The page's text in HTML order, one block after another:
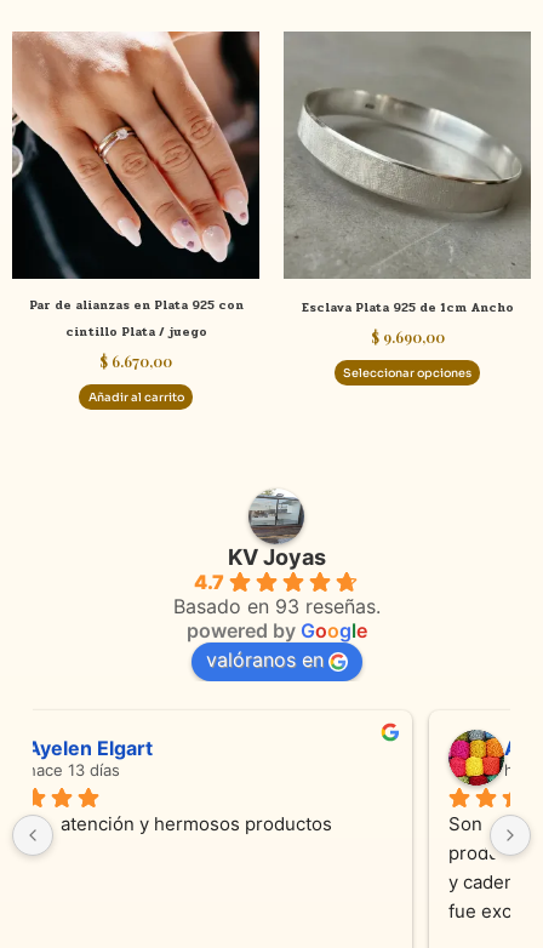
Par de alianzas en Plata 925 con
cintillo Plata / juego
$ 6.670,00
Añadir al carrito
Esclava Plata 925 de 1cm Ancho
$9.690,00
Seleccionar opciones
Las
se
elegir
en
página
KV Joyas
4.7
Basado en 93 reseñas.
powered by Google
valóranos en
Anmamaca
hace 24 días
Son absolutamente espectaculares tanto
productos como atencion. Hoy recibimos alianza
y cadenita que mandamos a reparar, el trabajo